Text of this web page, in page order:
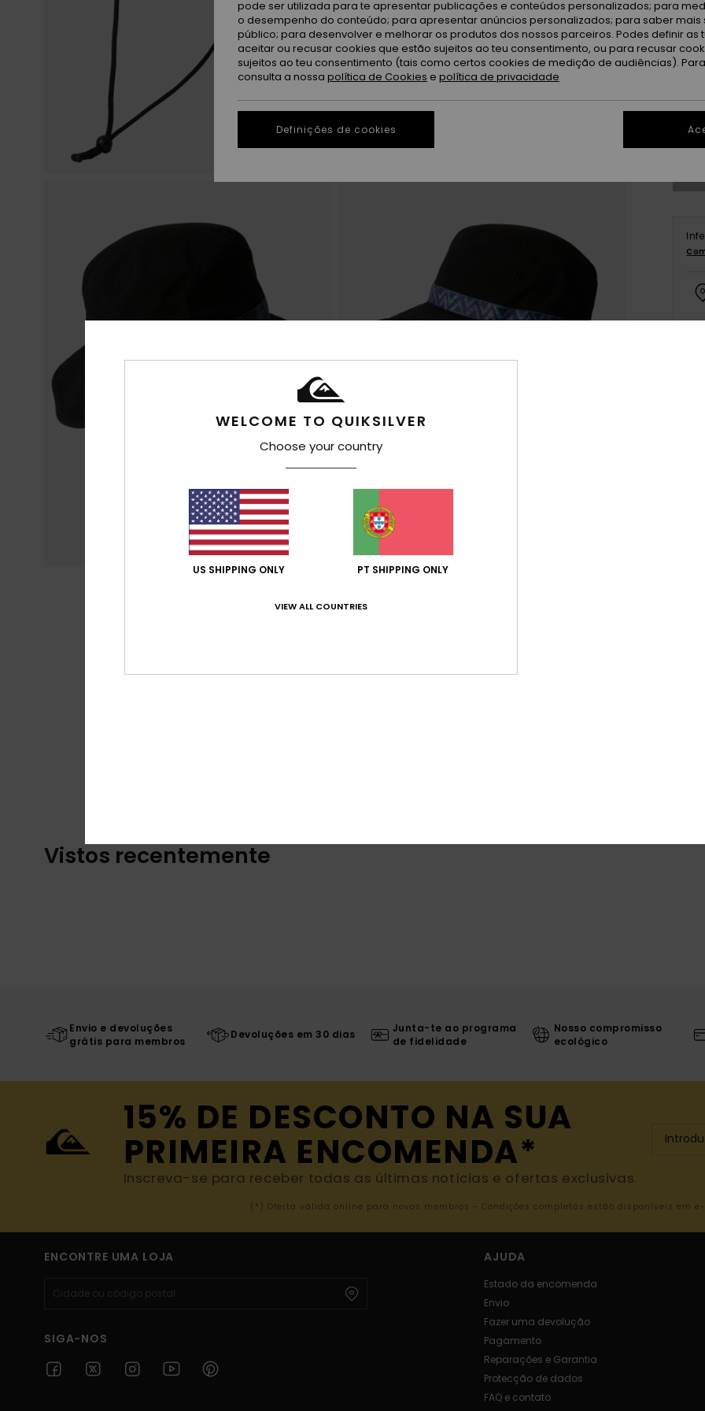
Vistos recentemente
Envio e devoluções
grátis para membros
Devoluções em 30 dias
Junta-te ao programa
de fidelidade
Nosso compromisso
ecológico
15% DE DESCONTO NA SUA
PRIMEIRA ENCOMENDA*
Inscreva-se para receber todas as últimas notícias e ofertas exclusivas.
(*) Oferta válida online para novos membros - Condições completas estão disponíveis em
ENCONTRE UMA LOJA
SIGA-NOS
AJUDA
Estado da encomenda
Envio
Fazer uma devolução
Pagamento
Reparações e Garantia
Protecção de dados
FAQ e contato
WELCOME TO QUIKSILVER
Choose your country
US SHIPPING ONLY PT SHIPPING ONLY
VIEW ALL COUNTRIES
pode ser utilizada para te apresentar publicações e conteúdos personalizados; para
o desempenho do conteúdo; para apresentar anúncios personalizados; para saber mais
público; para desenvolver e melhorar os produtos dos nossos parceiros. Podes definir as
aceitar ou recusar cookies que estão sujeitos ao teu consentimento, ou para recusar
sujeitos ao teu consentimento (tais como certos cookies de medição de audiências).
consulta a nossa política de Cookies e política de privacidade
Definições de cookies